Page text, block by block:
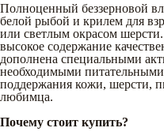
Полноценный беззерновой
белой рыбой и крилем для
или светлым окрасом
высокое содержание
дополнена специальными
необходимыми
поддержания кожи, шерсти,
любимца.
Почему стоит купить?